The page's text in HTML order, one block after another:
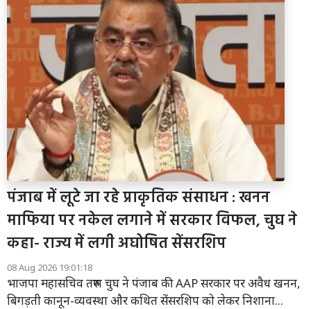
पंजाब में लूटे जा रहे प्राकृतिक संसाधन : खनन
माफिया पर नकेल लगाने में सरकार विफल, चुघ ने
कहा- राज्य में लगी अघोषित सेंसरशिप
08 Aug 2026 19:01:18
भाजपा महासचिव तरुण चुघ ने पंजाब की AAP सरकार पर अवैध खनन,
बिगड़ती कानून-व्यवस्था और कथित सेंसरशिप को लेकर निशाना...